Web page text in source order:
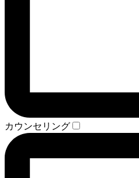
カウンセリング